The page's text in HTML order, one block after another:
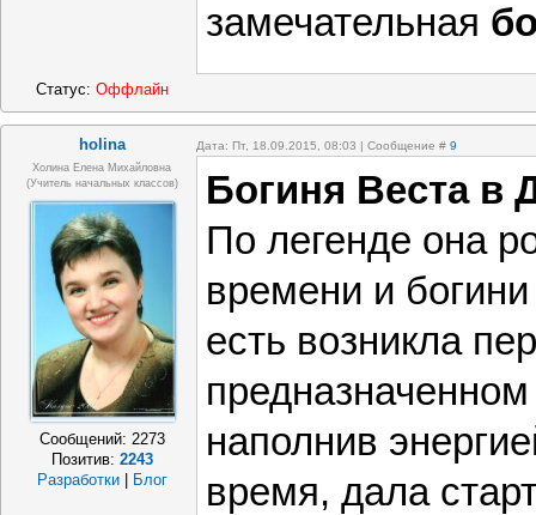
замечательная
Статус: Оффлайн
holina Дата: Пт, 18.09.2015, 08:03 | Сообщение # 9
Холина Елена Михайловна
(учитель начальных классов)
Сообщений: 2273
Позитив: 2243
Разработки | Блог
Богиня Веста в
По легенде она
времени и
есть возникла
наполнив
время, дала